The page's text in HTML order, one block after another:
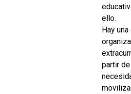
ello.
Hay
partir